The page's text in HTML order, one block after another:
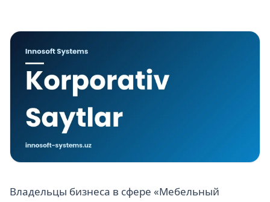
Владельцы бизнеса в сфере «Мебельный